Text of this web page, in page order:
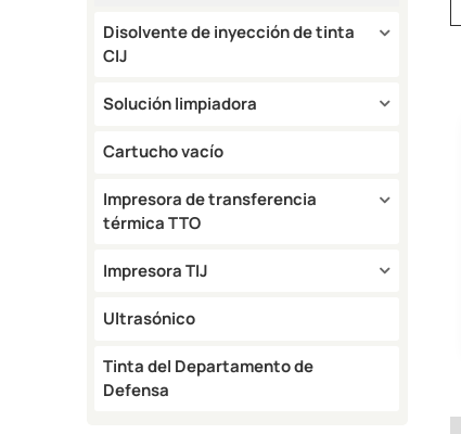
Disolvente de inyección de tinta
CIJ
Solución limpiadora
Cartucho vacío
Impresora de transferencia
térmica TTO
Impresora TIJ
Ultrasónico
Tinta del Departamento de
Defensa